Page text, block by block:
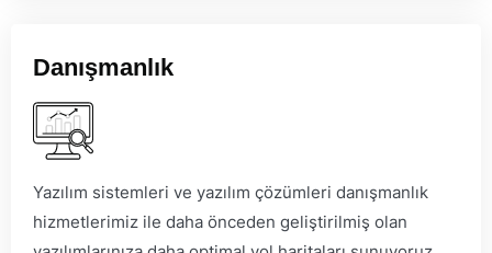
Danışmanlık
Yazılım sistemleri ve yazılım çözümleri danışmanlık
hizmetlerimiz ile daha önceden geliştirilmiş olan